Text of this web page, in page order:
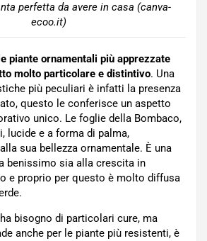
perfetta da avere in casa (canva-
ecoo.it)
piante ornamentali più apprezzate
molto particolare e distintivo. Una
più peculiari è infatti la presenza
questo le conferisce un aspetto
unico. Le foglie della Bombaco,
lucide e a forma di palma,
sua bellezza ornamentale. È una
benissimo sia alla crescita in
e proprio per questo è molto diffusa
bisogno di particolari cure, ma
anche per le piante più resistenti, è